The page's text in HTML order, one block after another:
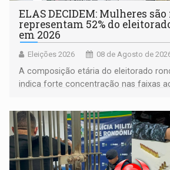
ELAS DECIDEM: Mulheres
representam 52% do
em 2026
Eleições 2026 08 de Agosto de
A composição etária do eleitorado
indica forte concentração nas faixas